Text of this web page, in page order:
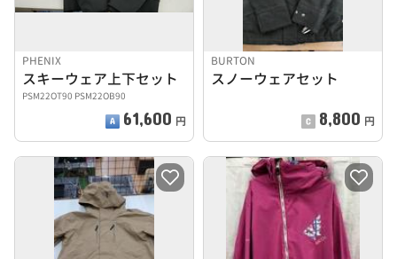
PHENIX
スキーウェア上下セット
PSM22OT90 PSM22OB90
61,600 円
BURTON
スノーウェアセット
8,800 円